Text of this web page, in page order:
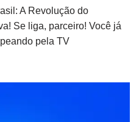
A Revolução do
Se liga, parceiro! Você já
pela TV